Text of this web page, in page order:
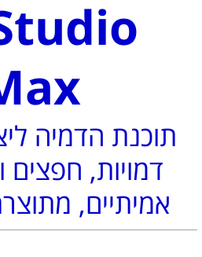
תוכנת הדמיה
דמויות, חפצים
אמיתיים,